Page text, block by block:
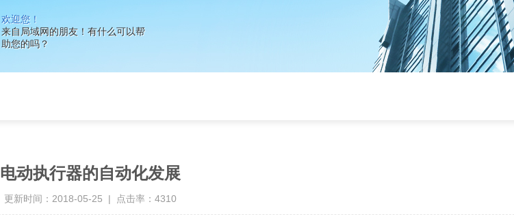
欢迎您！
来自局域网的朋友！有什么可以帮
助您的吗？
电动执行器的自动化发展
更新时间：2018-05-25 | 点击率：4310